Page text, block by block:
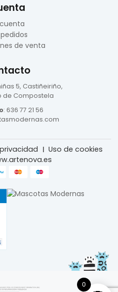
de venta
5, Castiñeiriño,
de Compostela
: 636 77 21 56
Uso de cookies
0